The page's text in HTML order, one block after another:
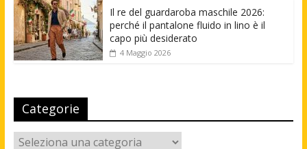
Il re del guardaroba maschile 2026:
perché il pantalone fluido in lino è il
capo più desiderato
4 Maggio 2026
Categorie
Categorie